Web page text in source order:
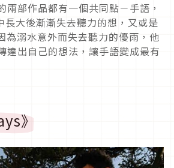
兩部作品都有一個共同點－手語，
大後漸漸失去聽力的想，又或是
為溺水意外而失去聽力的優雨，他
達出自己的想法，讓手語變成最有
》